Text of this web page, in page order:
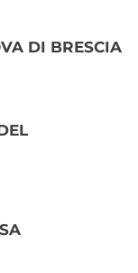
DI BRESCIA